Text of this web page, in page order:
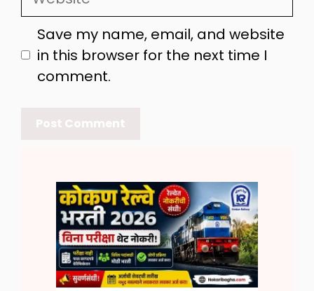
Save my name, email, and website
in this browser for the next time I
comment.